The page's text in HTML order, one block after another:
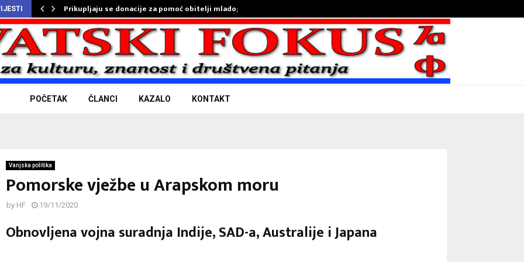
Prikupljaju se donacije za pomoć obitelji mladog…
POČETAK ČLANCI KAZALO KONTAKT
Vanjska politika
Pomorske vježbe u Arapskom moru
by HF 19/11/2020
Obnovljena vojna suradnja Indije, SAD-a, Australije i Japana